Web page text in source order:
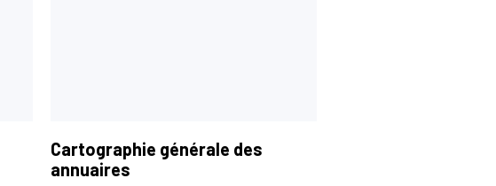
Cartographie générale des
annuaires